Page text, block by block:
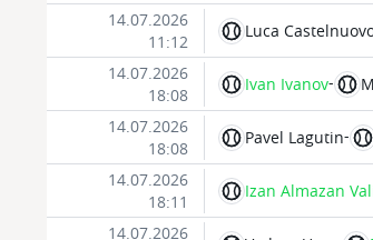
14.07.2026
11:12
Luca
14.07.2026
18:08
Ivan Ivanov-
14.07.2026
18:08
Pavel Lagutin-
14.07.2026
18:11
Izan Almazan
14.07.2026